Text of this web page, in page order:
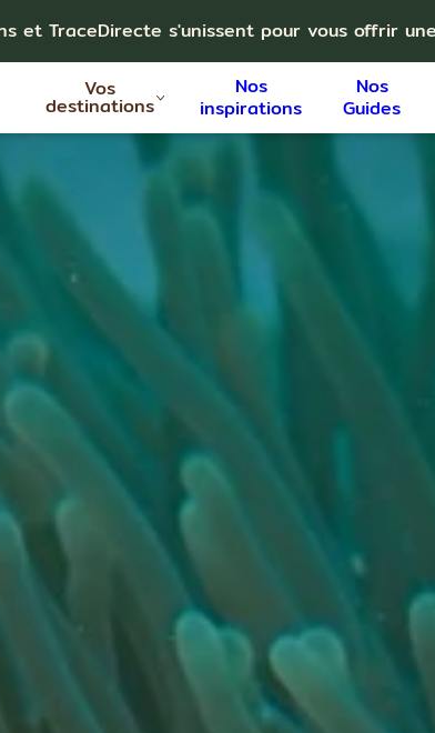
et TraceDirecte s'unissent pour vous offrir
Vos
destinations
Nos
inspirations
Nos
Guides